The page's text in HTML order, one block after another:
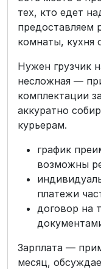
тех, кто едет
предоставляем
комнаты, кухня
Нужен грузчик
несложная —
комплектации
аккуратно
курьерам.
график
возможны
платежи
договор на
Зарплата —
месяц,